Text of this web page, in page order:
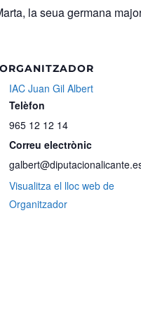
la seua germana
ORGANITZADOR
IAC Juan Gil Albert
Telèfon
965 12 12 14
Correu electrònic
Visualitza el lloc web de
Organitzador